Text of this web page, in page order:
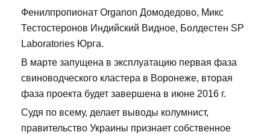
Фенилпропионат Organon Домодедово, Микс
Тестостеронов Индийский Видное, Болдестен SP
Laboratories Юрга.
В марте запущена в эксплуатацию первая фаза
свиноводческого кластера в Воронеже, вторая
фаза проекта будет завершена в июне 2016 г.
Судя по всему, делает выводы колумнист,
правительство Украины признает собственное